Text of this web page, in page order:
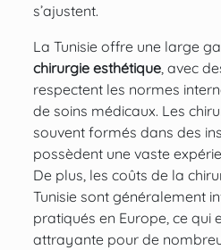
s’ajustent.
La Tunisie offre une large
chirurgie esthétique, avec
respectent les normes
de soins médicaux. Les
souvent formés dans des
possèdent une vaste
De plus, les coûts de la
Tunisie sont généralement
pratiqués en Europe, ce qui
attrayante pour de